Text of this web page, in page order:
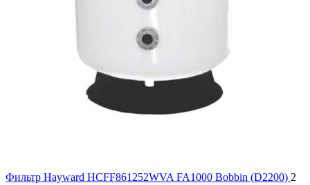
Фильтр Hayward HCFF861252WVA FA1000 Bobbin (D2200) 2